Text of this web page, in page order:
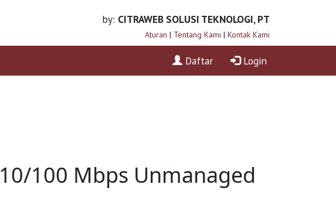
by: CITRAWEB SOLUSI TEKNOLOGI, PT
Aturan | Tentang Kami | Kontak Kami
Daftar Login
10/100 Mbps Unmanaged